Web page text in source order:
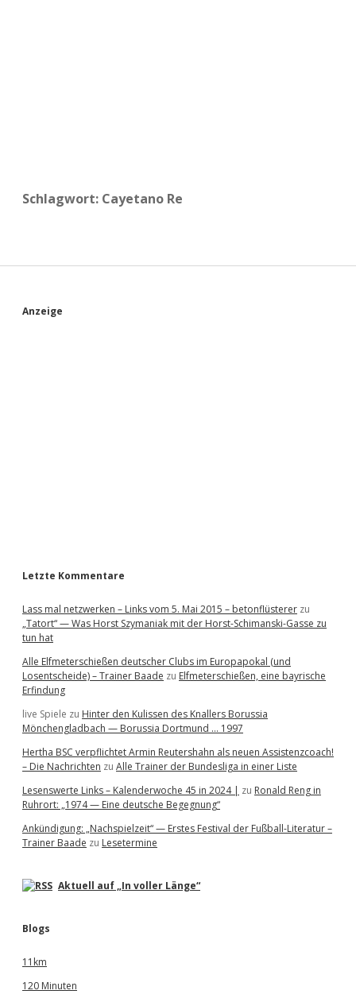
Schlagwort: Cayetano Re
S
Anzeige
Letzte Kommentare
Lass mal netzwerken – Links vom 5. Mai 2015 – betonflüsterer zu
„Tatort“ — Was Horst Szymaniak mit der Horst-Schimanski-Gasse zu
tun hat
Alle Elfmeterschießen deutscher Clubs im Europapokal (und
Losentscheide) – Trainer Baade zu Elfmeterschießen, eine bayrische
Erfindung
live Spiele zu Hinter den Kulissen des Knallers Borussia
Mönchengladbach — Borussia Dortmund … 1997
Hertha BSC verpflichtet Armin Reutershahn als neuen Assistenzcoach!
– Die Nachrichten zu Alle Trainer der Bundesliga in einer Liste
Lesenswerte Links – Kalenderwoche 45 in 2024 | zu Ronald Reng in
Ruhrort: „1974 — Eine deutsche Begegnung“
Ankündigung: „Nachspielzeit“ — Erstes Festival der Fußball-Literatur –
Trainer Baade zu Lesetermine
Aktuell auf „In voller Länge“
Blogs
11km
120 Minuten